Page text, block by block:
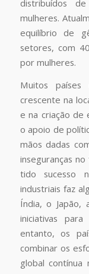
distribuídos
mulheres.
equilíbrio de
setores, com
por mulheres.
Muitos países
crescente na
e na criação de
o apoio de
mãos dadas
inseguranças
tido sucesso
industriais faz
Índia, o Japão,
iniciativas
entanto, os
combinar os
global contínua